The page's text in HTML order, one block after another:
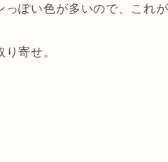
っぽい色が多いので、これ
寄せ。